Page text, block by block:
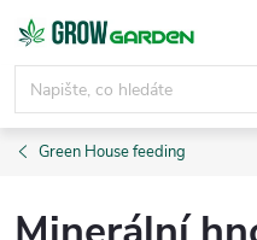
Přejít
obsah
Green House feeding